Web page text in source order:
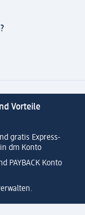
Vorteile
gratis Express-
dm Konto
PAYBACK Konto